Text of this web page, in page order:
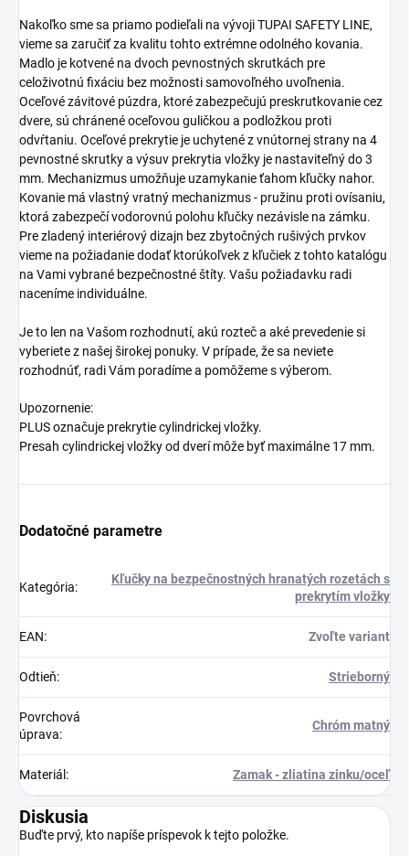
Nakoľko sme sa priamo podieľali na vývoji TUPAI SAFETY LINE,
vieme sa zaručiť za kvalitu tohto extrémne odolného kovania.
Madlo je kotvené na dvoch pevnostných skrutkách pre
celoživotnú fixáciu bez možnosti samovoľného uvoľnenia.
Oceľové závitové púzdra, ktoré zabezpečujú preskrutkovanie cez
dvere, sú chránené oceľovou guličkou a podložkou proti
odvŕtaniu. Oceľové prekrytie je uchytené z vnútornej strany na 4
pevnostné skrutky a výsuv prekrytia vložky je nastaviteľný do 3
mm. Mechanizmus umožňuje uzamykanie ťahom kľučky nahor.
Kovanie má vlastný vratný mechanizmus - pružinu proti ovísaniu,
ktorá zabezpečí vodorovnú polohu kľučky nezávisle na zámku.
Pre zladený interiérový dizajn bez zbytočných rušivých prvkov
vieme na požiadanie dodať ktorúkoľvek z kľučiek z tohto katalógu
na Vami vybrané bezpečnostné štíty. Vašu požiadavku radi
naceníme individuálne.
Je to len na Vašom rozhodnutí, akú rozteč a aké prevedenie si
vyberiete z našej širokej ponuky. V prípade, že sa neviete
rozhodnúť, radi Vám poradíme a pomôžeme s výberom.
Upozornenie:
PLUS označuje prekrytie cylindrickej vložky.
Presah cylindrickej vložky od dverí môže byť maximálne 17 mm.
Dodatočné parametre
Kategória:
Kľučky na bezpečnostných hranatých rozetách s
prekrytím vložky
EAN: Zvoľte variant
Odtieň: Strieborný
Povrchová
úprava:
Chróm matný
Materiál : Zamak - zliatina zinku/oceľ
Diskusia
Buďte prvý, kto napíše príspevok k tejto položke.